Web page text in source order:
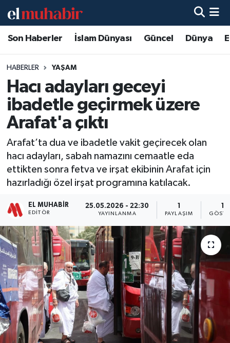
Son Haberler İslam Dünyası Güncel Dünya
HABERLER YAŞAM
Hacı adayları geceyi
ibadetle geçirmek üzere
Arafat'a çıktı
Arafat’ta dua ve ibadetle vakit geçirecek olan
hacı adayları, sabah namazını cemaatle eda
ettikten sonra fetva ve irşat ekibinin Arafat için
hazırladığı özel irşat programına katılacak.
EL MUHABIR
EDITÖR
25.05.2026 - 22:30
YAYINLANMA PAYLAŞIM
Hava Durumu
Trafik Durumu
Süper Lig Puan Durumu ve Fikstür
Tüm Manşetler
Son Dakika Haberleri
Haber Arşivi